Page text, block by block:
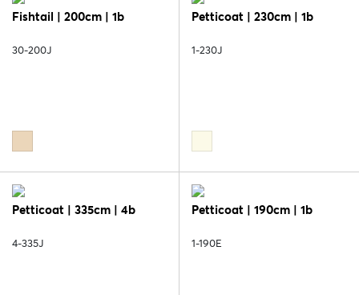
Fishtail | 200cm | 1b
30-200J
Petticoat | 230cm | 1b
1-230J
Petticoat | 335cm | 4b
4-335J
Petticoat | 190cm | 1b
1-190E